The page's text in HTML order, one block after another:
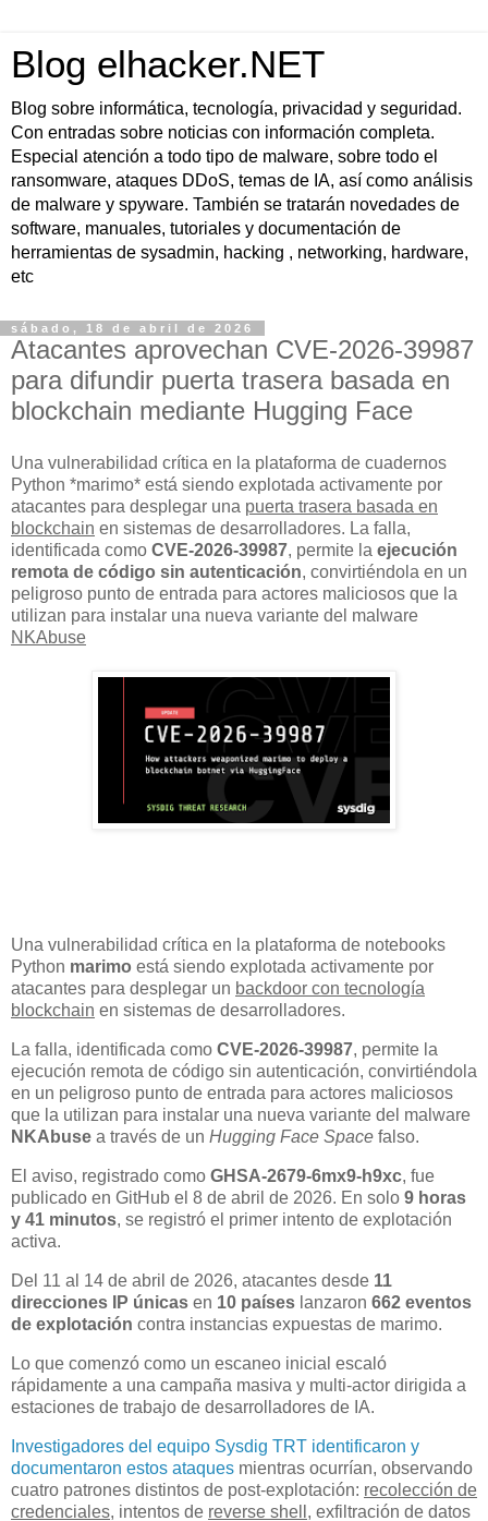
Blog elhacker.NET
Blog sobre informática, tecnología, privacidad y seguridad.
Con entradas sobre noticias con información completa.
Especial atención a todo tipo de malware, sobre todo el
ransomware, ataques DDoS, temas de IA, así como análisis
de malware y spyware. También se tratarán novedades de
software, manuales, tutoriales y documentación de
herramientas de sysadmin, hacking , networking, hardware,
etc
sábado, 18 de abril de 2026
Atacantes aprovechan CVE-2026-39987
para difundir puerta trasera basada en
blockchain mediante Hugging Face
Una vulnerabilidad crítica en la plataforma de cuadernos
Python *marimo* está siendo explotada activamente por
atacantes para desplegar una puerta trasera basada en
blockchain en sistemas de desarrolladores. La falla,
identificada como CVE-2026-39987, permite la ejecución
remota de código sin autenticación, convirtiéndola en un
peligroso punto de entrada para actores maliciosos que la
utilizan para instalar una nueva variante del malware
NKAbuse
Una vulnerabilidad crítica en la plataforma de notebooks
Python marimo está siendo explotada activamente por
atacantes para desplegar un backdoor con tecnología
blockchain en sistemas de desarrolladores.
La falla, identificada como CVE-2026-39987, permite la
ejecución remota de código sin autenticación, convirtiéndola
en un peligroso punto de entrada para actores maliciosos
que la utilizan para instalar una nueva variante del malware
NKAbuse a través de un Hugging Face Space falso.
El aviso, registrado como GHSA-2679-6mx9-h9xc, fue
publicado en GitHub el 8 de abril de 2026. En solo 9 horas
y 41 minutos, se registró el primer intento de explotación
activa.
Del 11 al 14 de abril de 2026, atacantes desde 11
direcciones IP únicas en 10 países lanzaron 662 eventos
de explotación contra instancias expuestas de marimo.
Lo que comenzó como un escaneo inicial escaló
rápidamente a una campaña masiva y multi-actor dirigida a
estaciones de trabajo de desarrolladores de IA.
Investigadores del equipo Sysdig TRT identificaron y
documentaron estos ataques mientras ocurrían, observando
cuatro patrones distintos de post-explotación: recolección de
credenciales, intentos de reverse shell , exfiltración de datos